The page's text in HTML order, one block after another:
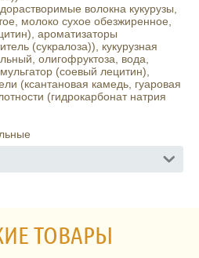
волокна кукурузы,
молоко сухое обезжиренное,
ароматизаторы
(сукралоза)), кукурузная
олигофруктоза, вода,
(соевый лецитин),
(ксантановая камедь, гуаровая
(гидрокарбонат натрия
ТОВАРЫ